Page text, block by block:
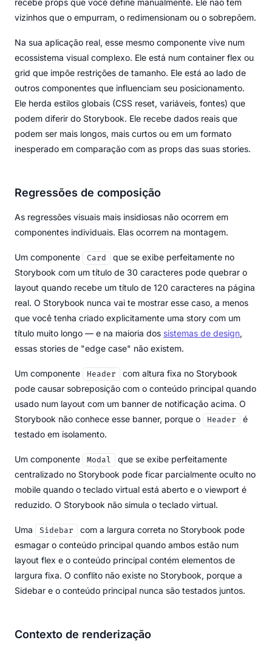
vizinhos que o empurram, o redimensionam ou o sobrepõem.
Na sua aplicação real, esse mesmo componente vive num
ecossistema visual complexo. Ele está num container flex ou
grid que impõe restrições de tamanho. Ele está ao lado de
outros componentes que influenciam seu posicionamento.
Ele herda estilos globais (CSS reset, variáveis, fontes) que
podem diferir do Storybook. Ele recebe dados reais que
podem ser mais longos, mais curtos ou em um formato
inesperado em comparação com as props das suas stories.
Regressões de composição
As regressões visuais mais insidiosas não ocorrem em
componentes individuais. Elas ocorrem na montagem.
Um componente Card
que se exibe perfeitamente no
Storybook com um título de 30 caracteres pode quebrar o
layout quando recebe um título de 120 caracteres na página
real. O Storybook nunca vai te mostrar esse caso, a menos
que você tenha criado explicitamente uma story com um
título muito longo — e na maioria dos sistemas de design,
essas stories de "edge case" não existem.
Um componente Header
com altura fixa no Storybook
pode causar sobreposição com o conteúdo principal quando
usado num layout com um banner de notificação acima. O
Storybook não conhece esse banner, porque o
Header
é
testado em isolamento.
Um componente Modal
que se exibe perfeitamente
centralizado no Storybook pode ficar parcialmente oculto no
mobile quando o teclado virtual está aberto e o viewport é
reduzido. O Storybook não simula o teclado virtual.
Uma Sidebar
com a largura correta no Storybook pode
esmagar o conteúdo principal quando ambos estão num
layout flex e o conteúdo principal contém elementos de
largura fixa. O conflito não existe no Storybook, porque a
Sidebar e o conteúdo principal nunca são testados juntos.
Contexto de renderização